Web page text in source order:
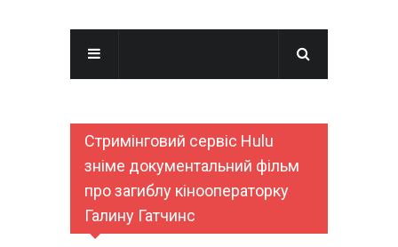
Стримінговий сервіс Hulu
зніме документальний фільм
про загиблу кінооператорку
Галину Гатчинс